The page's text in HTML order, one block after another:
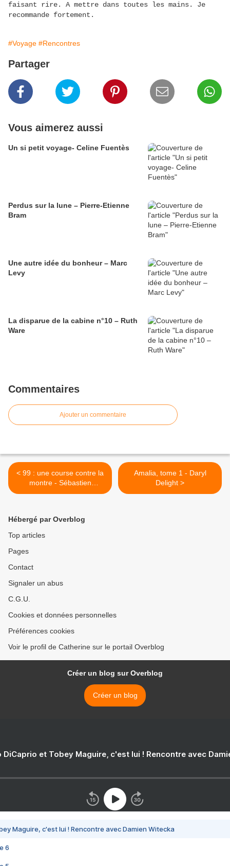
faisant rire. A mettre dans toutes les mains.
Je
recommande fortement.
#Voyage #Rencontres
Partager
Vous aimerez aussi
Un si petit voyage- Celine Fuentès
Perdus sur la lune – Pierre-Etienne
Bram
Une autre idée du bonheur – Marc
Levy
La disparue de la cabine n°10 – Ruth
Ware
Commentaires
Ajouter un commentaire
< 99 : une course contre la
montre - Sébastien
Theveny
Amalia, tome 1 - Daryl
Delight >
Hébergé par Overblog
Top articles
Pages
Contact
Signaler un abus
C.G.U.
Cookies et données personnelles
Préférences cookies
Voir le profil de Catherine sur le portail Overblog
Créer un blog sur Overblog
Créer un blog
DiCaprio et Tobey Maguire, c'est lui ! Rencontre avec
Maguire, c'est lui ! Rencontre avec Damien Witecka
6